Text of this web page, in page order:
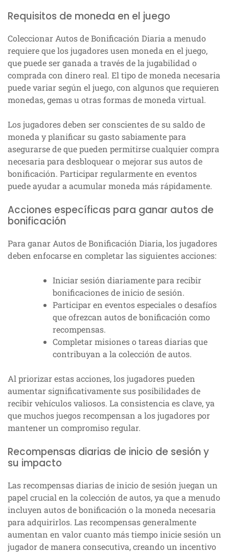
Requisitos de moneda en el juego
Coleccionar Autos de Bonificación Diaria a menudo
requiere que los jugadores usen moneda en el juego,
que puede ser ganada a través de la jugabilidad o
comprada con dinero real. El tipo de moneda necesaria
puede variar según el juego, con algunos que requieren
monedas, gemas u otras formas de moneda virtual.
Los jugadores deben ser conscientes de su saldo de
moneda y planificar su gasto sabiamente para
asegurarse de que pueden permitirse cualquier compra
necesaria para desbloquear o mejorar sus autos de
bonificación. Participar regularmente en eventos
puede ayudar a acumular moneda más rápidamente.
Acciones específicas para ganar autos de
bonificación
Para ganar Autos de Bonificación Diaria, los jugadores
deben enfocarse en completar las siguientes acciones:
Iniciar sesión diariamente para recibir
bonificaciones de inicio de sesión.
Participar en eventos especiales o desafíos
que ofrezcan autos de bonificación como
recompensas.
Completar misiones o tareas diarias que
contribuyan a la colección de autos.
Al priorizar estas acciones, los jugadores pueden
aumentar significativamente sus posibilidades de
recibir vehículos valiosos. La consistencia es clave, ya
que muchos juegos recompensan a los jugadores por
mantener un compromiso regular.
Recompensas diarias de inicio de sesión y
su impacto
Las recompensas diarias de inicio de sesión juegan un
papel crucial en la colección de autos, ya que a menudo
incluyen autos de bonificación o la moneda necesaria
para adquirirlos. Las recompensas generalmente
aumentan en valor cuanto más tiempo inicie sesión un
jugador de manera consecutiva, creando un incentivo